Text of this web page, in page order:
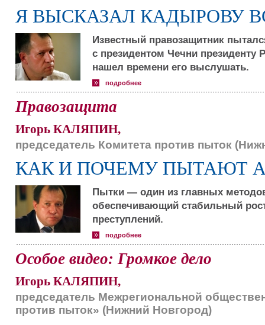
Я ВЫСКАЗАЛ КАДЫРОВУ
Известный правозащитник
с президентом Чечни
нашел времени его выслушать.
подробнее
Правозащита
Игорь КАЛЯПИН,
председатель Комитета против пыток
КАК И ПОЧЕМУ ПЫТАЮТ
Пытки — один из главных
обеспечивающий стабильный
преступлений.
подробнее
Особое видео: Громкое дело
Игорь КАЛЯПИН,
председатель Межрегиональной
против пыток» (Нижний Новгород)